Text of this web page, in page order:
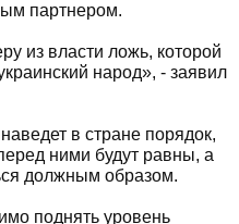
партнером.
из власти ложь, которой
народ», - заявил
в стране порядок,
ними будут равны, а
должным образом.
поднять уровень